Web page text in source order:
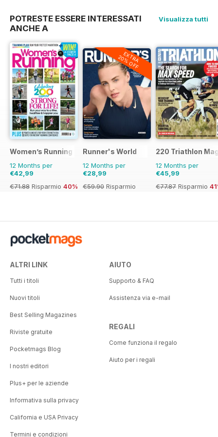
POTRESTE ESSERE INTERESSATI
ANCHE A
Visualizza tutti
Women’s Running
12 Months per
€42,99
€71.88 Risparmio 40%
EXTRA
20% OFF
Runner's World
12 Months per
€28,99
€59.90 Risparmio
220 Triathlon
12 Months per
€45,99
€77.87 Risparmio
ALTRI LINK
Tutti i titoli
Nuovi titoli
Best Selling Magazines
Riviste gratuite
Pocketmags Blog
I nostri editori
Plus+ per le aziende
Informativa sulla privacy
California e USA Privacy
Termini e condizioni
AIUTO
Supporto & FAQ
Assistenza via e-mail
REGALI
Come funziona il regalo
Aiuto per i regali